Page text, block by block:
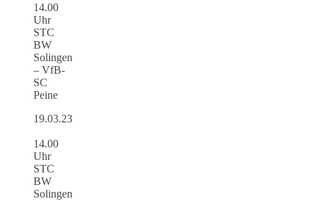
14.00
Uhr
STC
BW
Solingen
– VfB-
SC
Peine
19.03.23
14.00
Uhr
STC
BW
Solingen